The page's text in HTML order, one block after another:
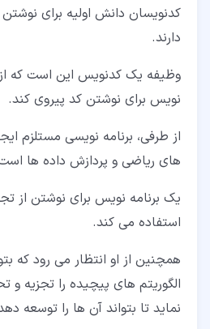
کدنویسان دانش اولیه برای نوشتن
دارند.
وظیفه یک کدنویس این است که
نویس برای نوشتن کد پیروی کند.
از طرفی، برنامه نویسی مستلزم
های ریاضی و پردازش داده ها
یک برنامه نویس برای نوشتن از
استفاده می کند.
همچنین از او انتظار می رود که
الگوریتم های پیچیده را تجزیه
نماید تا بتواند آن ها را توسعه